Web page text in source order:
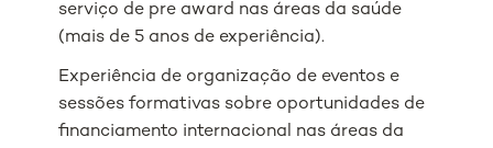
serviço de pre award nas áreas da saúde
(mais de 5 anos de experiência).
Experiência de organização de eventos e
sessões formativas sobre oportunidades de
financiamento internacional nas áreas da